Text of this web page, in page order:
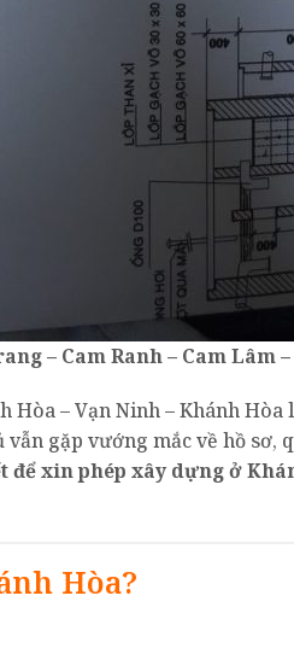
– Cam Ranh – Cam Lâm
Hòa – Vạn Ninh – Khánh
gặp vướng mắc về hồ
xin phép xây dựng ở
Hòa?